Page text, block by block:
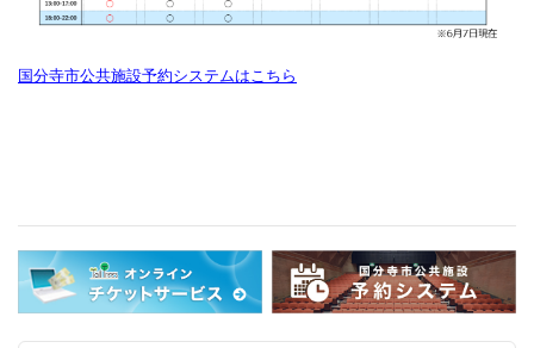
国分寺市公共施設予約システムはこちら